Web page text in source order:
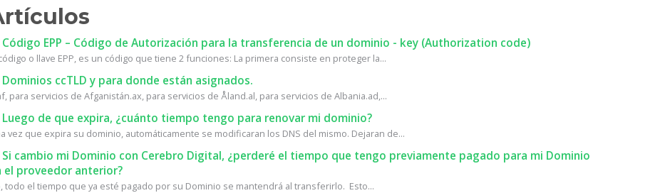
Código EPP – Código de Autorización para la transferencia de un dominio - key (Authorization code)
o llave EPP, es un código que tiene 2 funciones: La primera consiste en proteger la...
Dominios ccTLD y para donde están asignados.
para servicios de Afganistán.ax, para servicios de Åland.al, para servicios de Albania.ad,...
Luego de que expira, ¿cuánto tiempo tengo para renovar mi dominio?
vez que expira su dominio, automáticamente se modificaran los DNS del mismo. Dejaran de...
Si cambio mi Dominio con Cerebro Digital, ¿perderé el tiempo que tengo previamente pagado para mi Dominio
el proveedor anterior?
todo el tiempo que ya esté pagado por su Dominio se mantendrá al transferirlo. Esto...